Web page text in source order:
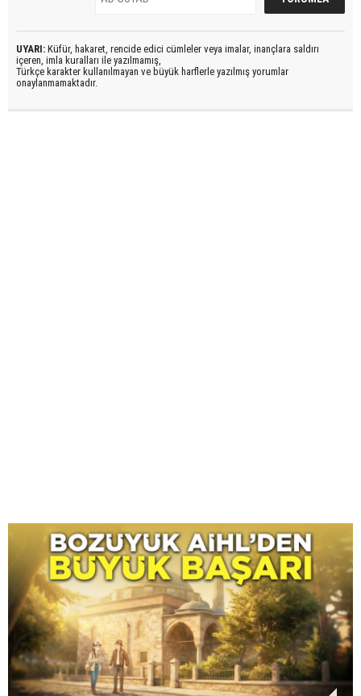
UYARI: Küfür, hakaret, rencide edici cümleler veya imalar, inançlara saldırı
içeren, imla kuralları ile yazılmamış,
Türkçe karakter kullanılmayan ve büyük harflerle yazılmış yorumlar
onaylanmamaktadır.